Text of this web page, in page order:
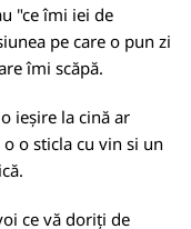
"ce îmi iei de
pe care o pun zi
îmi scăpă.
ieșire la cină ar
o sticla cu vin si un
ce vă doriți de